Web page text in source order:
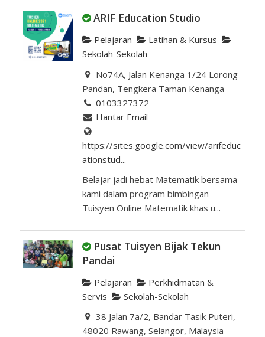
ARIF Education Studio
Pelajaran
Latihan & Kursus
Sekolah-Sekolah
No74A, Jalan Kenanga 1/24 Lorong
Pandan, Tengkera Taman Kenanga
0103327372
Hantar Email
https://sites.google.com/view/arifeduc
ationstud...
Belajar jadi hebat Matematik bersama
kami dalam program bimbingan
Tuisyen Online Matematik khas u...
Pusat Tuisyen Bijak Tekun
Pandai
Pelajaran
Perkhidmatan &
Servis
Sekolah-Sekolah
38 Jalan 7a/2, Bandar Tasik Puteri,
48020 Rawang, Selangor, Malaysia